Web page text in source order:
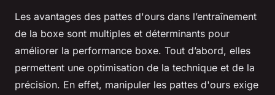
Les avantages des pattes d'ours dans l’entraînement
de la boxe sont multiples et déterminants pour
améliorer la performance boxe. Tout d’abord, elles
permettent une optimisation de la technique et de la
précision. En effet, manipuler les pattes d'ours exige